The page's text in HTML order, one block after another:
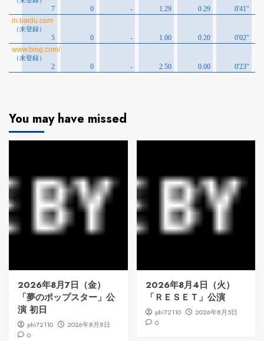
You may have missed
2026年8月7日（金）
「夢のポップスター」公
演 初日
phi72110
2026年8月8日
0
2026年8月4日（火）
「ＲＥＳＥＴ」公演
phi72110
2026年8月5日
0